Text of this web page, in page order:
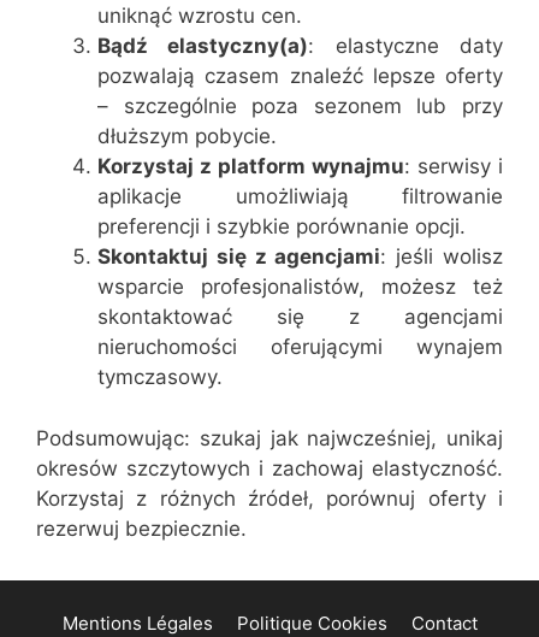
uniknąć wzrostu cen.
Bądź elastyczny(a): elastyczne daty
pozwalają czasem znaleźć lepsze oferty
– szczególnie poza sezonem lub przy
dłuższym pobycie.
Korzystaj z platform wynajmu: serwisy i
aplikacje umożliwiają filtrowanie
preferencji i szybkie porównanie opcji.
Skontaktuj się z agencjami: jeśli wolisz
wsparcie profesjonalistów, możesz też
skontaktować się z agencjami
nieruchomości oferującymi wynajem
tymczasowy.
Podsumowując: szukaj jak najwcześniej, unikaj
okresów szczytowych i zachowaj elastyczność.
Korzystaj z różnych źródeł, porównuj oferty i
rezerwuj bezpiecznie.
Mentions Légales Politique Cookies Contact